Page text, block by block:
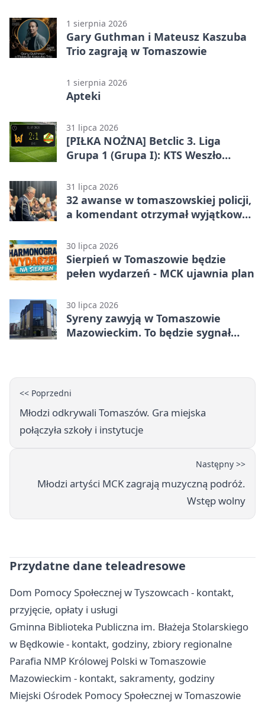
1 sierpnia 2026
Gary Guthman i Mateusz Kaszuba
Trio zagrają w Tomaszowie
1 sierpnia 2026
Apteki
31 lipca 2026
[PIŁKA NOŻNA] Betclic 3. Liga
Grupa 1 (Grupa I): KTS Weszło
Mazowiecki 2:1
31 lipca 2026
32 awanse w tomaszowskiej policji,
a komendant otrzymał wyjątkowy
30 lipca 2026
Sierpień w Tomaszowie będzie
pełen wydarzeń - MCK ujawnia plan
30 lipca 2026
Syreny zawyją w Tomaszowie
Mazowieckim. To będzie sygnał
<< Poprzedni
Młodzi odkrywali Tomaszów. Gra miejska
połączyła szkoły i instytucje
Następny >>
Młodzi artyści MCK zagrają muzyczną podróż.
Wstęp wolny
Przydatne dane teleadresowe
Dom Pomocy Społecznej w Tyszowcach - kontakt,
przyjęcie, opłaty i usługi
Gminna Biblioteka Publiczna im. Błażeja Stolarskiego
w Będkowie - kontakt, godziny, zbiory regionalne
Parafia NMP Królowej Polski w Tomaszowie
Mazowieckim - kontakt, sakramenty, godziny
Miejski Ośrodek Pomocy Społecznej w Tomaszowie